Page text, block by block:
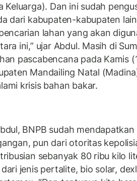
Keluarga). Dan ini sudah
dari kabupaten-kabupaten
lahan yang akan
ini,” ujar Abdul. Masih di
pascabencana pada Kamis
Mandailing Natal
krisis bahan bakar.
BNPB sudah
pun dari otoritas
sebanyak 80 ribu kilo
jenis pertalite, bio solar,